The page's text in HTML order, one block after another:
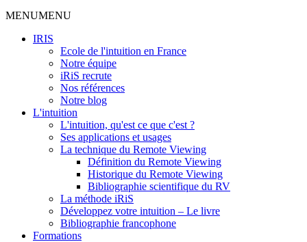
MENUMENU
IRIS
Ecole de l'intuition en France
Notre équipe
iRiS recrute
Nos références
Notre blog
L'intuition
L'intuition, qu'est ce que c'est ?
Ses applications et usages
La technique du Remote Viewing
Définition du Remote Viewing
Historique du Remote Viewing
Bibliographie scientifique du RV
La méthode iRiS
Développez votre intuition – Le livre
Bibliographie francophone
Formations